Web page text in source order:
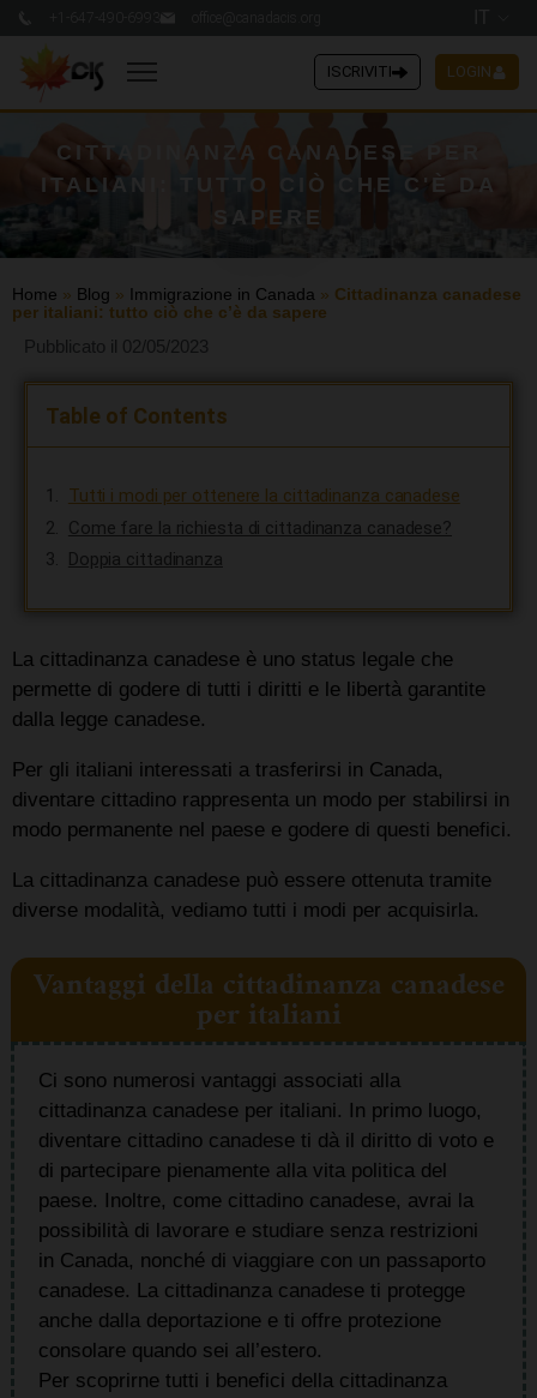
ISCRIVITI LOGIN
CITTADINANZA CANADESE PER
ITALIANI: TUTTO CIÒ CHE C'È DA
SAPERE
Home » Blog » Immigrazione in Canada » Cittadinanza canadese
per italiani: tutto ciò che c’è da sapere
La cittadinanza canadese è uno status legale che
permette di godere di tutti i diritti e le libertà garantite
dalla legge canadese.
Per gli italiani interessati a trasferirsi in Canada,
diventare cittadino rappresenta un modo per stabilirsi in
modo permanente nel paese e godere di questi benefici.
La cittadinanza canadese può essere ottenuta tramite
diverse modalità, vediamo tutti i modi per acquisirla.
Pubblicato il 02/05/2023
Table of Contents
Tutti i modi per ottenere la cittadinanza canadese
Come fare la richiesta di cittadinanza canadese?
Doppia cittadinanza
Vantaggi della cittadinanza canadese
per italiani
Ci sono numerosi vantaggi associati alla
cittadinanza canadese per italiani. In primo luogo,
diventare cittadino canadese ti dà il diritto di voto e
di partecipare pienamente alla vita politica del
paese. Inoltre, come cittadino canadese, avrai la
possibilità di lavorare e studiare senza restrizioni
in Canada, nonché di viaggiare con un passaporto
canadese. La cittadinanza canadese ti protegge
anche dalla deportazione e ti offre protezione
consolare quando sei all’estero.
Per scoprirne tutti i benefici della cittadinanza